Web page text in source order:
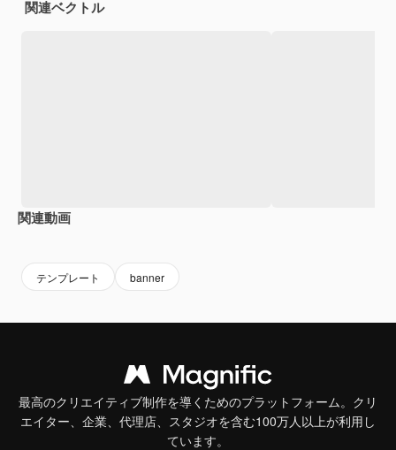
関連ベクトル
関連動画
テンプレート banner
最高のクリエイティブ制作を導くためのプラットフォーム。クリ
エイター、企業、代理店、スタジオを含む100万人以上が利用し
ています。